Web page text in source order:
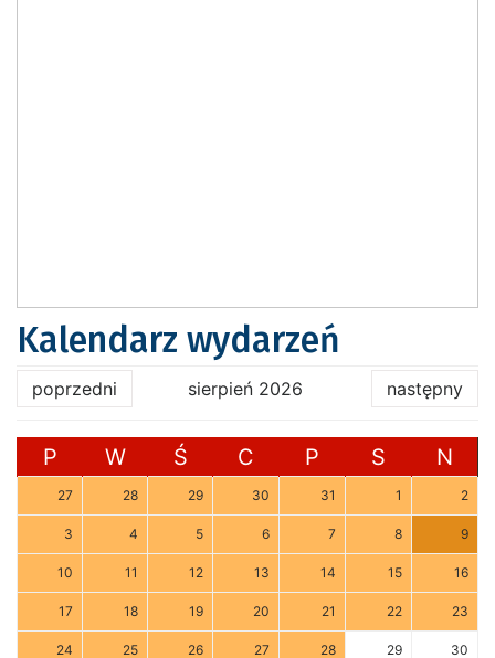
Kalendarz wydarzeń
poprzedni sierpień 2026 następny
P W Ś C P S N
27 28 29 30 31 1 2
3 4 5 6 7 8 9
10 11 12 13 14 15 16
17 18 19 20 21 22 23
24 25 26 27 28 29 30